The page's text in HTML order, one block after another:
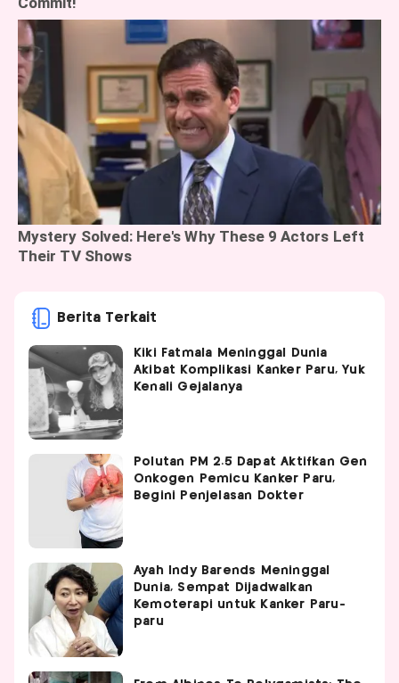
Berita Terkait
Kiki Fatmala Meninggal Dunia
Akibat Komplikasi Kanker Paru, Yuk
Kenali Gejalanya
Polutan PM 2.5 Dapat Aktifkan Gen
Onkogen Pemicu Kanker Paru,
Begini Penjelasan Dokter
Ayah Indy Barends Meninggal
Dunia, Sempat Dijadwalkan
Kemoterapi untuk Kanker Paru-
paru